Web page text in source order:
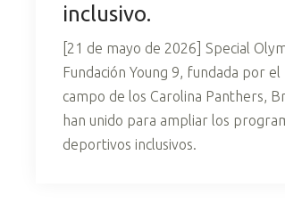
inclusivo.
[21 de mayo de 2026] Special
Fundación Young 9, fundada por el
campo de los Carolina Panthers,
han unido para ampliar los
deportivos inclusivos.